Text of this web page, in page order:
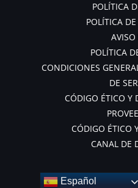
POLÍTICA
POLÍTICA
AVISO
POLÍTICA
CONDICIONES
DE
CÓDIGO ÉTICO Y
CÓDIGO ÉTICO
CANAL DE
Español